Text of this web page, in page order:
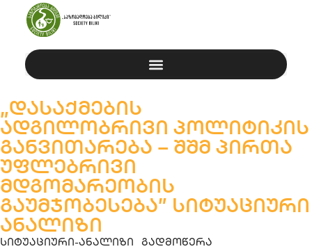
კვლევები
„დასაქმების
ადგილობრივი პოლიტიკის
განვითარება – შშმ პირთა
უფლებრივი
მდგომარეობის
გაუმჯობესება” სიტუაციური
ანალიზი
სიტუაციური-ანალიზი გადმოწერა